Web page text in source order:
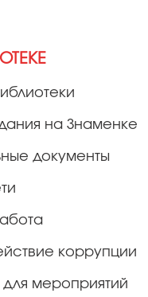
на Знаменке
документы
коррупции
для мероприятий